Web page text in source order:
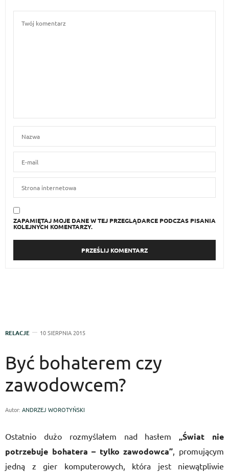
ZAPAMIĘTAJ MOJE DANE W TEJ PRZEGLĄDARCE PODCZAS PISANIA
KOLEJNYCH KOMENTARZY.
RELACJE 10 SIERPNIA 2015
Być bohaterem czy
zawodowcem?
Autor: ANDRZEJ WOROTYŃSKI
Ostatnio dużo rozmyślałem nad hasłem„Świat nie
potrzebuje bohatera – tylko zawodowca”, promującym
jedną z gier komputerowych, która jest niewątpliwie